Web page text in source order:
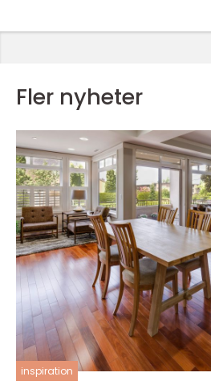
Fler nyheter
inspiration